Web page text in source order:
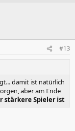
#13
damit ist natürlich
aber am Ende
stärkere Spieler ist